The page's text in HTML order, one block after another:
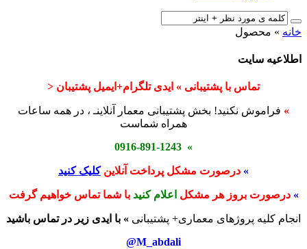
خانه » محصول
اطلاعیه سایت
تماس با پشتیبانی » ایدی تلگرام+ایمیل پشتیبان <
» فراموش نکنید! بخش پشتیبانی معمار آنلاینـ ، در همه ساعات
همراه شماست
» 0916-891-1243
» درصورت مشکل پرداخت آنلاینکلیک کنید
» درصورت بروز هر مشکل اعلام کنید با شما تماس خواهیم گرفت
انجام کلیه پروژهای معماری+ پشتیبانی » با ایدی زیر در تماس باشید
M_abdali@